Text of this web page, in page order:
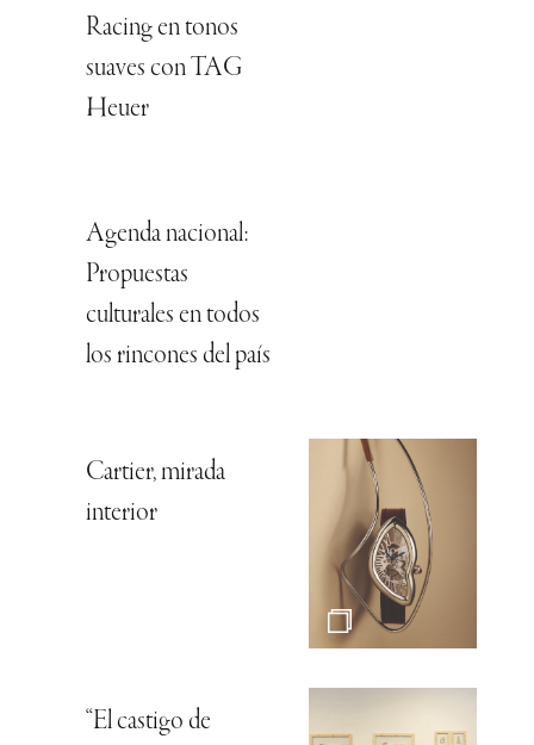
Racing en tonos
suaves con TAG
Heuer
Agenda nacional:
Propuestas
culturales en todos
los rincones del país
Cartier, mirada
interior
“El castigo de